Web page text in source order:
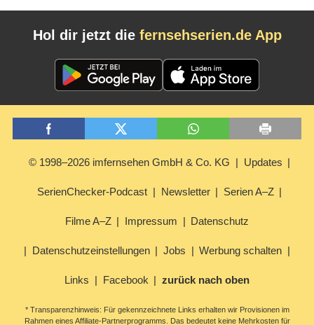
Hol dir jetzt die fernsehserien.de App
© 1998–2026 imfernsehen GmbH & Co. KG Updates
SerienChecker-Podcast Newsletter Serien A–Z
Filme A–Z Impressum Datenschutz
Datenschutzeinstellungen Jobs Werbung schalten
Links Facebook zurück nach oben
* Transparenzhinweis: Für gekennzeichnete Links erhalten wir Provisionen im
Rahmen eines Affiliate-Partnerprogramms. Das bedeutet keine Mehrkosten für